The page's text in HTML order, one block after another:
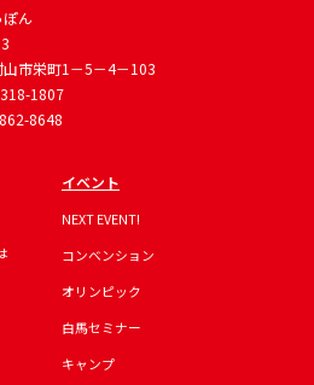
ん
山市栄町1－5－4－103
1807
8648
イベント
NEXT EVENT!
コンベンション
オリンピック
白馬セミナー
キャンプ